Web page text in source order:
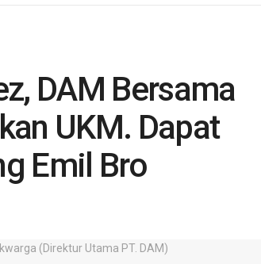
DAM Bersama
UKM. Dapat
Emil Bro